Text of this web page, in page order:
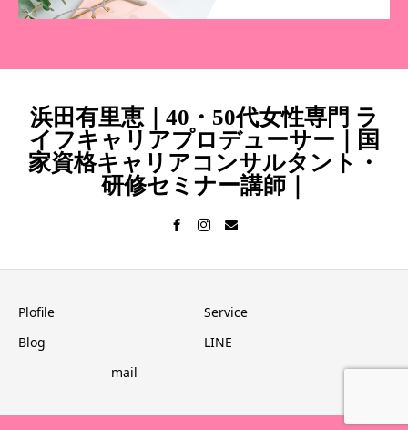
浜田有里恵｜40・50代女性専門 ラ
イフキャリアプロデューサー｜国
家資格キャリアコンサルタント・
研修セミナー講師｜
Plofile
Service
Blog
LINE
mail